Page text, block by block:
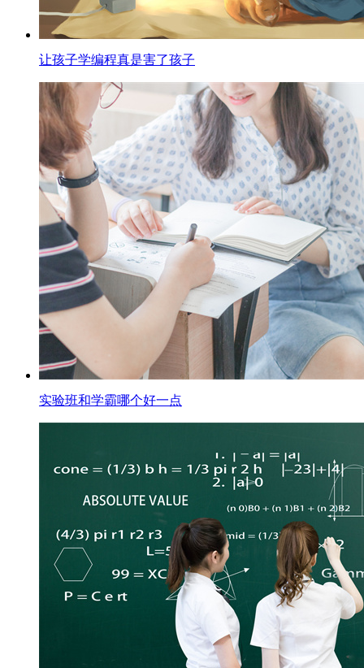
让孩子学编程真是害了孩子
实验班和学霸哪个好一点